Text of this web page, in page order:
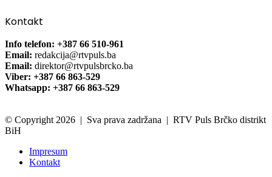
Kontakt
Info telefon: +387 66 510-961
Email: redakcija@rtvpuls.ba
Email: direktor@rtvpulsbrcko.ba
Viber: +387 66 863-529
Whatsapp: +387 66 863-529
© Copyright 2026 | Sva prava zadržana | RTV Puls Brčko distrikt
BiH
Impresum
Kontakt